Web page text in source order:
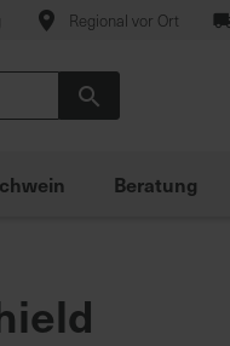
Regional vor Ort
Beratung